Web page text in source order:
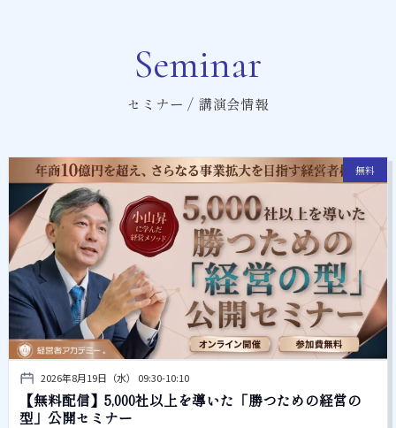
Seminar
セミナー / 講演会情報
無料
2026年8月19日（水） 09:30-10:10
【無料配信】5,000社以上を導いた「勝つための経営の
型」公開セミナー